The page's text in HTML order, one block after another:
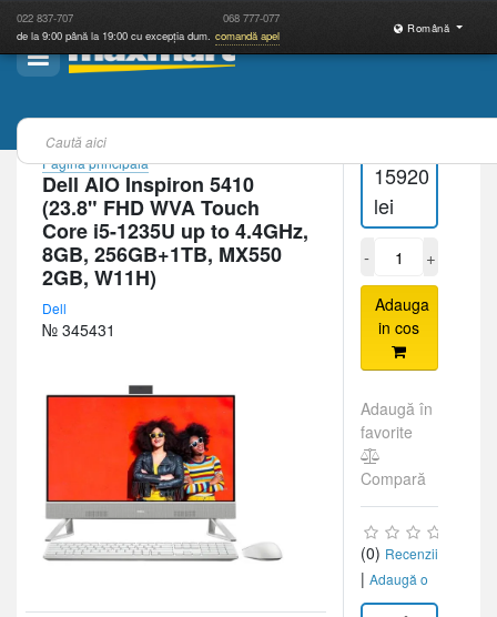
022 837-707 068 777-077
de la 9:00 până la 19:00 cu excepția dum. comandă apel
Română
Pagina principală
Dell AIO Inspiron 5410
(23.8" FHD WVA Touch
Core i5-1235U up to 4.4GHz,
8GB, 256GB+1TB, MX550
2GB, W11H)
Dell
№ 345431
15920
lei
- +
Adauga
in cos
Adaugă în
favorite
Compară
(0) Recenzii
| Adaugă o
recenzie